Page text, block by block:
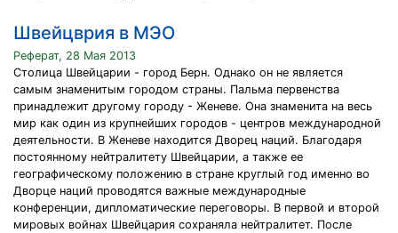
Швейцврия в МЭО
Реферат, 28 Мая 2013
Столица Швейцарии - город Берн. Однако он не является
самым знаменитым городом страны. Пальма первенства
принадлежит другому городу - Женеве. Она знаменита на весь
мир как один из крупнейших городов - центров международной
деятельности. В Женеве находится Дворец наций. Благодаря
постоянному нейтралитету Швейцарии, а также ее
географическому положению в стране круглый год именно во
Дворце наций проводятся важные международные
конференции, дипломатические переговоры. В первой и второй
мировых войнах Швейцария сохраняла нейтралитет. После